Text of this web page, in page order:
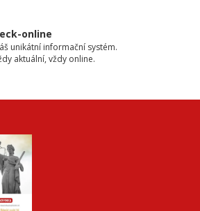
online
unikátní informační systém.
aktuální, vždy online.